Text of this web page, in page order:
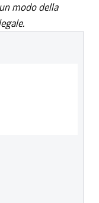
modo della